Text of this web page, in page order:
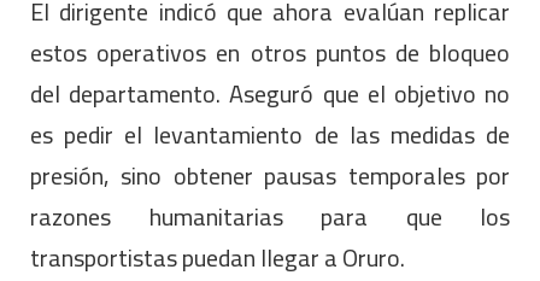
El dirigente indicó que ahora evalúan replicar
estos operativos en otros puntos de bloqueo
del departamento. Aseguró que el objetivo no
es pedir el levantamiento de las medidas de
presión, sino obtener pausas temporales por
razones humanitarias para que los
transportistas puedan llegar a Oruro.